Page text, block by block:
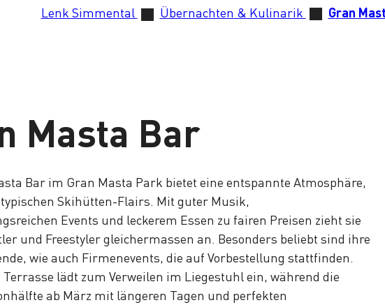
Lenk Simmental Übernachten & Kulinarik Gran
Masta Bar
Bar im Gran Masta Park bietet eine entspannte Atmosphäre,
Skihütten-Flairs. Mit guter Musik,
Events und leckerem Essen zu fairen Preisen zieht sie
und Freestyler gleichermassen an. Besonders beliebt sind ihre
wie auch Firmenevents, die auf Vorbestellung stattfinden.
Terrasse lädt zum Verweilen im Liegestuhl ein, während die
ab März mit längeren Tagen und perfekten